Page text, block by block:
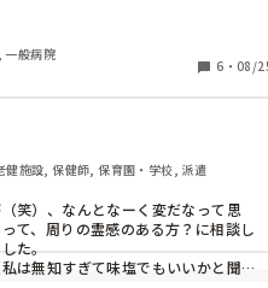
ょうか？？
それを思い出すと、怖くなって
一般病院
6 ・ 08/
施設, 保健師, 保育園・学校, 派遣
笑）、なんとなーく変だなって思
て、周りの霊感のある方？に相談し
た。
は無知すぎて味塩でもいいかと聞